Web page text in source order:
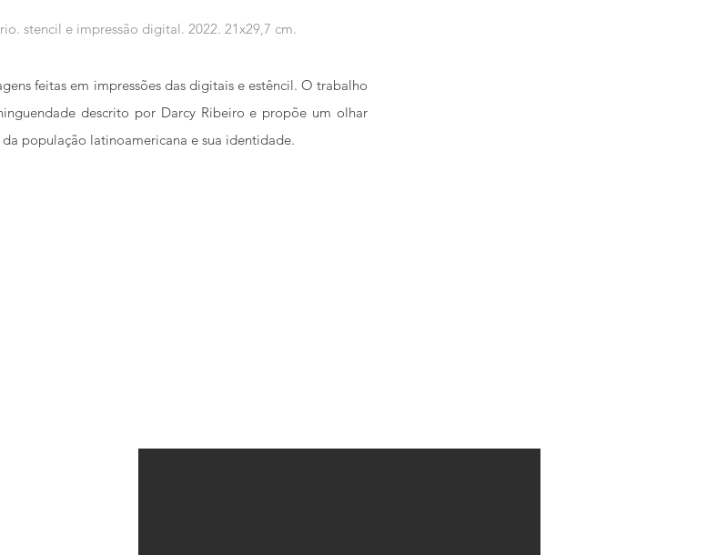
stencil e impressão digital. 2022. 21x29,7 cm.
feitas em impressões das digitais e estêncil. O trabalho
descrito por Darcy Ribeiro e propõe um olhar
população latinoamericana e sua identidade.